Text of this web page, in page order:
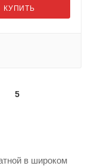
КУПИТЬ
5
в широком